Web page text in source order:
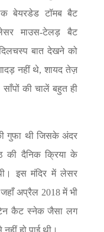
बेयरडेड टॉमब बैट
माउस-टेलड़ बैट
बात देखने को
नहीं थे, शायद तेज़
की चालें बहुत ही
गुफा थी जिसके अंदर
की दैनिक क्रिया के
इस मंदिर में लेसर
अप्रैल 2018 में भी
कैट स्नेक जैसा लग
हो पाई थी।